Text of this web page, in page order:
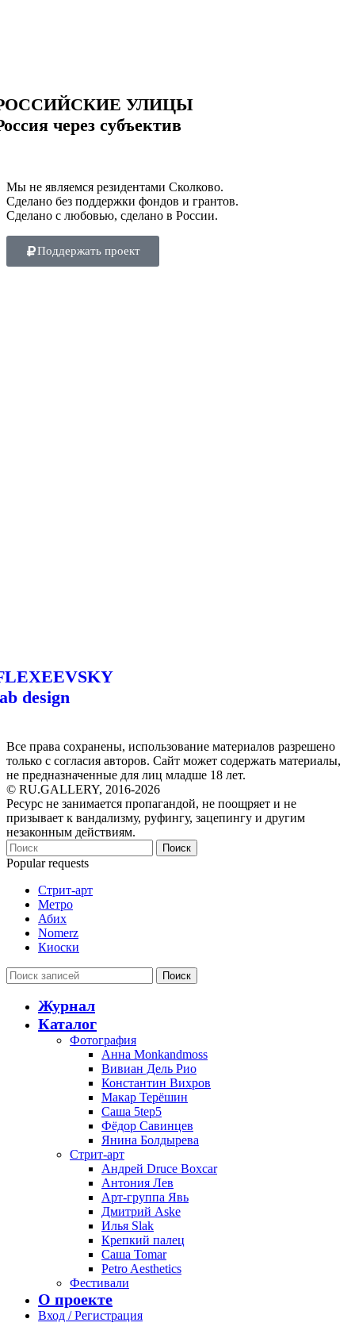
УЛИЦЫ
через субъектив
Мы не являемся резидентами Сколково.
Сделано без поддержки фондов и грантов.
Сделано с любовью, сделано в России.
Поддержать проект
design
Все права сохранены, использование материалов разрешено
только с согласия авторов. Сайт может содержать материалы,
не предназначенные для лиц младше 18 лет.
© RU.GALLERY, 2016-2026
Ресурс не занимается пропагандой, не поощряет и не
призывает к вандализму, руфингу, зацепингу и другим
незаконным действиям.
Поиск
Popular requests
Стрит-арт
Метро
Абих
Nomerz
Киоски
Поиск
Журнал
Каталог
Фотография
Анна Monkandmoss
Вивиан Дель Рио
Константин Вихров
Макар Терёшин
Саша 5tep5
Фёдор Савинцев
Янина Болдырева
Стрит-арт
Андрей Druce Boxcar
Антония Лев
Арт-группа Явь
Дмитрий Aske
Илья Slak
Крепкий палец
Саша Tomar
Petro Aesthetics
Фестивали
О проекте
Вход / Регистрация